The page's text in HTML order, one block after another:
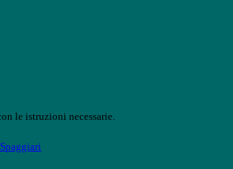
le istruzioni necessarie.